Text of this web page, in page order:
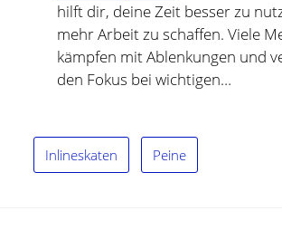
hilft dir, deine Zeit besser zu
mehr Arbeit zu schaffen. Viele
kämpfen mit Ablenkungen und
den Fokus bei wichtigen…
Inlineskaten Peine